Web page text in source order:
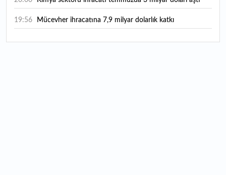
19:56 Mücevher ihracatına 7,9 milyar dolarlık katkı
18:21 Güç elektroniğinde küresel oyun kurucu olmayı